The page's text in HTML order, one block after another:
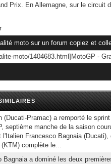
Prix. En Allemagne, sur le circuit
moto sur un forum copiez et
(Ducati-Pramac) a remporté le
septième manche de la saison
l'Italien Francesco Bagnaia
complète le...
Bagnaia a dominé les deux